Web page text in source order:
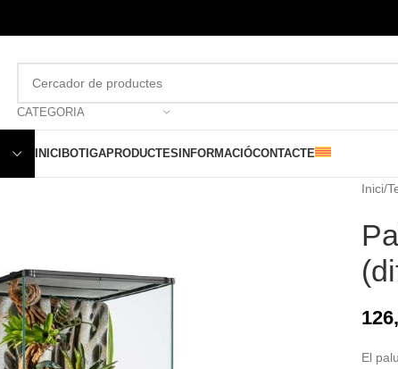
CATEGORIA
INICI BOTIGAPRODUCTES INFORMACIÓCONTACTE
Inici/
El